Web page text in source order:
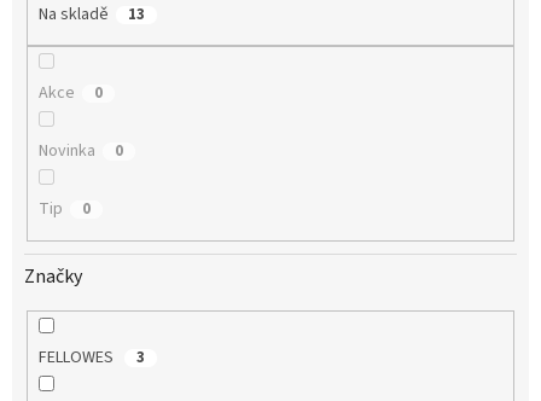
Na skladě 13
Akce 0
Novinka 0
Tip 0
Značky
FELLOWES 3